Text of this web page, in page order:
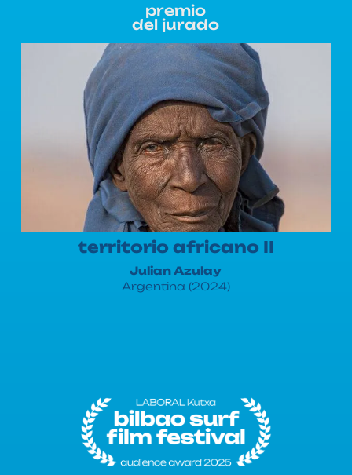
premio
del jurado
territorio africano II
Julian Azulay
Argentina (2024)